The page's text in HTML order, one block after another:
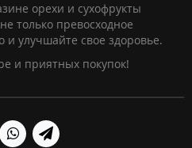
орехи и сухофрукты
только превосходное
и улучшайте свое здоровье.
и приятных покупок!